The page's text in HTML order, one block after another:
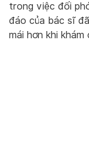
trong việc đối
đáo của bác sĩ
mái hơn khi